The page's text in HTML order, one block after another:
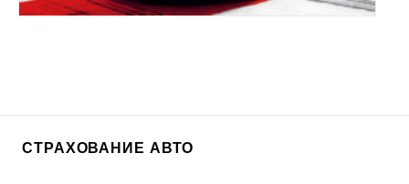
СТРАХОВАНИЕ АВТО